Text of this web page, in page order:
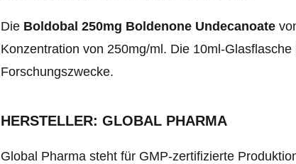
Die Boldobal 250mg Boldenone Undecanoate
Konzentration von 250mg/ml. Die 10ml-
Forschungszwecke.
HERSTELLER: GLOBAL PHARMA
Global Pharma steht für GMP-zertifizierte